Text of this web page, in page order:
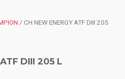
/ CH NEW ENERGY ATF DIII 205
DIII 205 L